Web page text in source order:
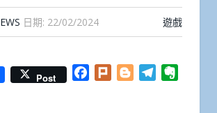
日期: 22/02/2024 遊戲
Post Facebook
Plurk BloggerTelegram